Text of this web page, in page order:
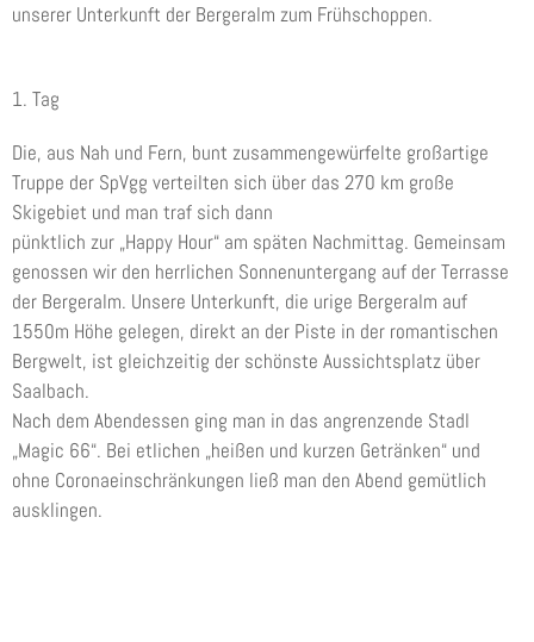
unserer Unterkunft der Bergeralm zum Frühschoppen.
1. Tag
Die, aus Nah und Fern, bunt zusammengewürfelte großartige
Truppe der SpVgg verteilten sich über das 270 km große
Skigebiet und man traf sich dann
pünktlich zur „Happy Hour“ am späten Nachmittag. Gemeinsam
genossen wir den herrlichen Sonnenuntergang auf der Terrasse
der Bergeralm. Unsere Unterkunft, die urige Bergeralm auf
1550m Höhe gelegen, direkt an der Piste in der romantischen
Bergwelt, ist gleichzeitig der schönste Aussichtsplatz über
Saalbach.
Nach dem Abendessen ging man in das angrenzende Stadl
„Magic 66“. Bei etlichen „heißen und kurzen Getränken“ und
ohne Coronaeinschränkungen ließ man den Abend gemütlich
ausklingen.